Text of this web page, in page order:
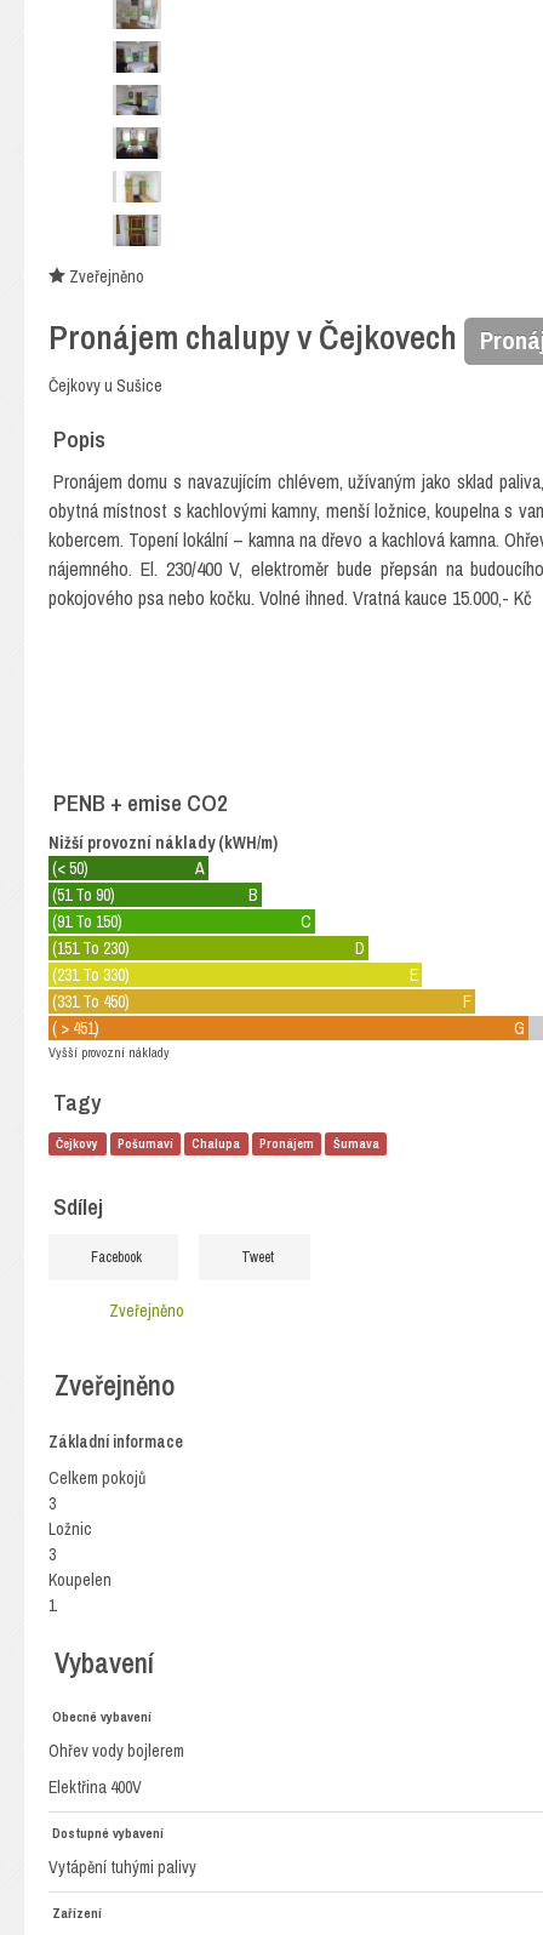
Zveřejněno
Pronájem chalupy v Čejkovech
Čejkovy u Sušice
Popis
Pronájem domu s navazujícím chlévem, užívaným jako sklad
obytná místnost s kachlovými kamny, menší ložnice, koupelna s
kobercem. Topení lokální – kamna na dřevo a kachlová kamna.
nájemného. El. 230/400 V, elektroměr bude přepsán na
pokojového psa nebo kočku. Volné ihned. Vratná kauce 15.000,- Kč
PENB + emise CO2
Nižší provozní náklady (kWH/m)
(< 50)
A
(51 To 90)
B
(91 To 150)
C
(151 To 230)
D
(231 To 330)
E
(331 To 450)
F
( > 451)
G
Vyšší provozní náklady
Tagy
Čejkovy Pošumaví Chalupa Pronájem Šumava
Sdílej
Facebook Tweet
Zveřejněno
Zveřejněno
Základní informace
Celkem pokojů
3
Ložnic
3
Koupelen
1
Vybavení
Obecné vybavení
Ohřev vody bojlerem
Elektřina 400V
Dostupné vybavení
Vytápění tuhými palivy
Zařízení